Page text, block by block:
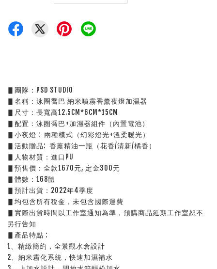
▋團隊：PSD STUDIO
▋名稱：泳圈喬巴 納米噴霧香薰夜燈加濕器
▋尺寸：長寬高12.5CM*6CM*15CM
▋配置：泳圈喬巴+加濕器組件（內置電池）
▋小夜燈 :  兩種模式（幻彩燈光+溫柔暖光）
▋活動贈品:  香薰精油一瓶（花香/清新/橘香）
▋人物材質：進口PU
▋預售價：全款1670元, 定金300元
▋體數：168體
▋預計出貨：2022年4季度
▋均包含所有稅金，未包含國際運費
▋實際出貨時間以工作室通知為準，預購商品延期工作室恕不
另行告知
▋產品特點 :
1、精緻簡約，全景觀水倉設計
2、納米霧化系統，快速加濕補水